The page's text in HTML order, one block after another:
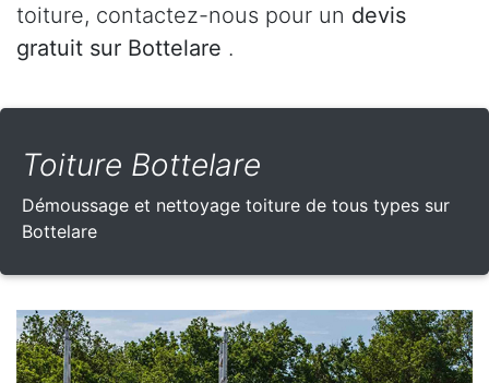
toiture, contactez-nous pour un devis
gratuit sur Bottelare .
Toiture Bottelare
Démoussage et nettoyage toiture de tous types sur
Bottelare